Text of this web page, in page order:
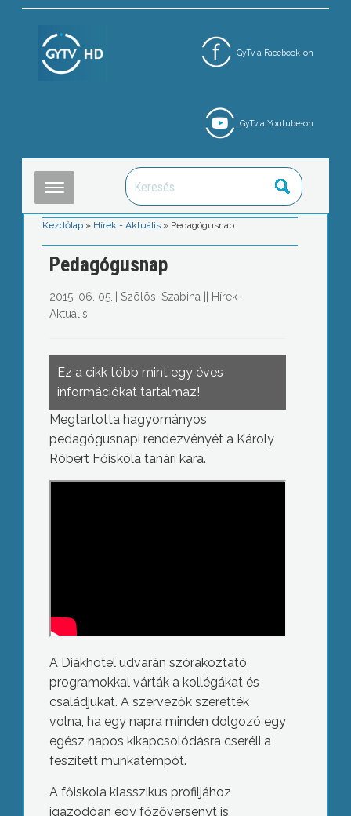
GyTv a Facebook-on
GyTv a Youtube-on
Kezdőlap » Hírek - Aktuális » Pedagógusnap
Pedagógusnap
2015. 06. 05. Szõlõsi Szabina
Hírek -
Aktuális
Ez a cikk több mint egy éves
információkat tartalmaz!
Megtartotta hagyományos
pedagógusnapi rendezvényét a Károly
Róbert Főiskola tanári kara.
A Diákhotel udvarán szórakoztató
programokkal várták a kollégákat és
családjukat. A szervezők szerették
volna, ha egy napra minden dolgozó egy
egész napos kikapcsolódásra cseréli a
feszített munkatempót.
A főiskola klasszikus profiljához
igazodóan egy főzőversenyt is